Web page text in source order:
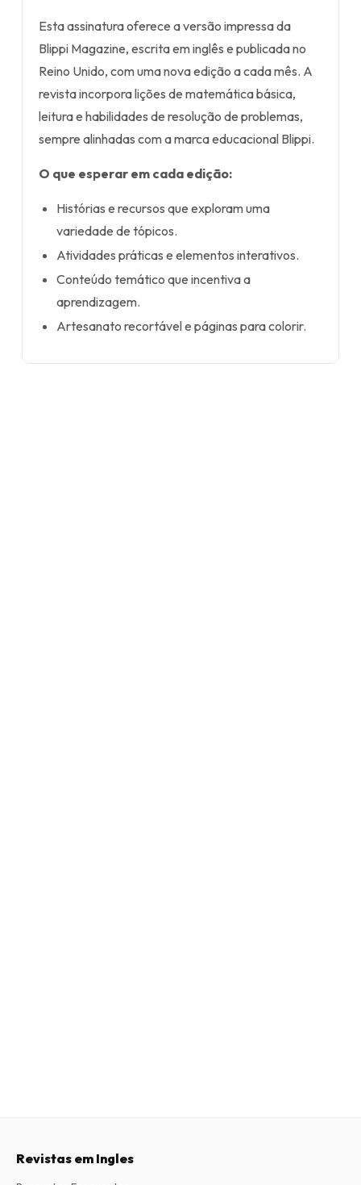
Esta assinatura oferece a versão impressa da
Blippi Magazine, escrita em inglês e publicada no
Reino Unido, com uma nova edição a cada mês. A
revista incorpora lições de matemática básica,
leitura e habilidades de resolução de problemas,
sempre alinhadas com a marca educacional Blippi.
O que esperar em cada edição:
Histórias e recursos que exploram uma
variedade de tópicos.
Atividades práticas e elementos interativos.
Conteúdo temático que incentiva a
aprendizagem.
Artesanato recortável e páginas para colorir.
Revistas em Ingles